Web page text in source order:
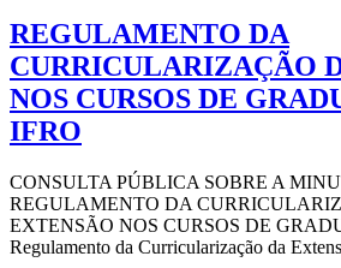
REGULAMENTO DA
CURRICULARIZAÇÃO
NOS CURSOS DE
IFRO
CONSULTA PÚBLICA SOBRE A
REGULAMENTO DA
EXTENSÃO NOS CURSOS DE
Regulamento da Curricularização da